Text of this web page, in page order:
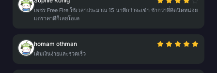
เพชร Free Fire ใช้เวลาประมาณ 15 นาทีกว่าจะเข้า ช้ากว่าที่คิดนิดหน่อย
แต่ราคาดีก็เลยโอเค
homam othman
เติมเงินง่ายและรวดเร็ว